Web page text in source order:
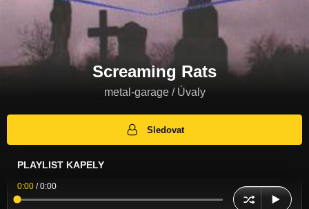
Screaming Rats
metal-garage / Úvaly
Sledovat
PLAYLIST KAPELY
0:00 /0:00